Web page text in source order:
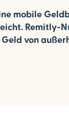
mobile
Remitly-
von